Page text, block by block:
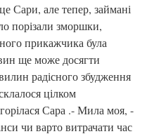
Сари, але тепер, займані
порізали зморшки,
прикажчика була
ще може досягти
радісного збудження
цілком
Сара .- Мила моя, -
чи варто витрачати час